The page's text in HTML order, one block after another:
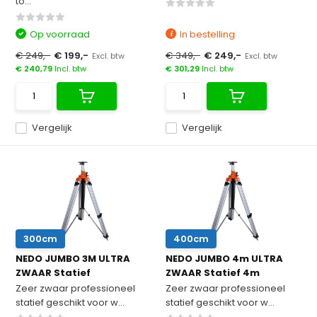
Vergelijk
Op voorraad
€ 249,- € 199,- Excl. btw
€ 240,79Incl. btw
Vergelijk
In bestelling
€ 349,- € 249,- Excl. btw
€ 301,29Incl. btw
300cm
NEDO JUMBO 3M ULTRA
ZWAAR Statief
Zeer zwaar professioneel
statief geschikt voor w...
400cm
NEDO JUMBO 4m ULTRA
ZWAAR Statief 4m
Zeer zwaar professioneel
statief geschikt voor w...